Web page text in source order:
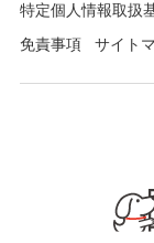
特定個人情報取扱
免責事項
サイト